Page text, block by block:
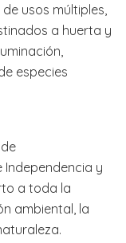
usos múltiples,
a huerta y
especies
Independencia y
a toda la
ambiental, la